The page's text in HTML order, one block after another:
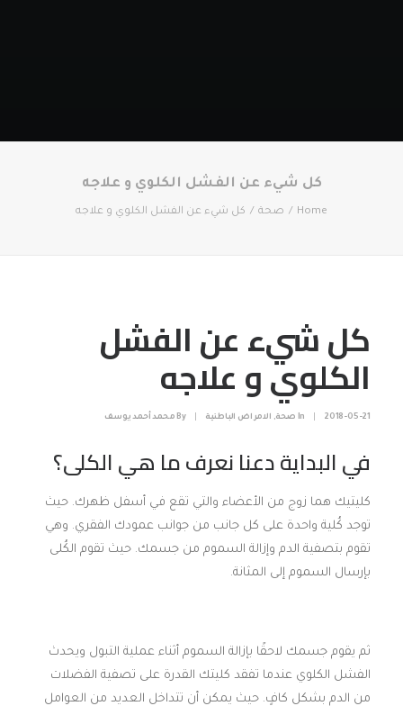
كل شيء عن الفشل الكلوي و علاجه
Home صحة كل شيء عن الفشل الكلوي و علاجه
كل شيء عن الفشل
الكلوي و علاجه
2018-05-21
In صحة, الامراض الباطنية By محمد أحمد يوسف
في البداية دعنا نعرف ما هي الكلى؟
كليتيك هما زوج من الأعضاء والتي تقع في أسفل ظهرك. حيث
توجد كُلية واحدة على كل جانب من جوانب عمودك الفقري. وهي
تقوم بتصفية الدم وإزالة السموم من جسمك. حيث تقوم الكُلى
بإرسال السموم إلى المثانة.
ثم يقوم جسمك لاحقًا بإزالة السموم أثناء عملية التبول ويحدث
الفشل الكلوي عندما تفقد كليتك القدرة على تصفية الفضلات
من الدم بشكل كافٍ. حيث يمكن أن تتداخل العديد من العوامل